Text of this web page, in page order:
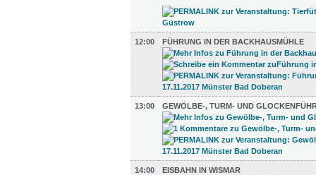
12:00 FÜHRUNG IN DER BACKHAUSMÜHLE
13:00 GEWÖLBE-, TURM- UND
14:00 EISBAHN IN WISMAR